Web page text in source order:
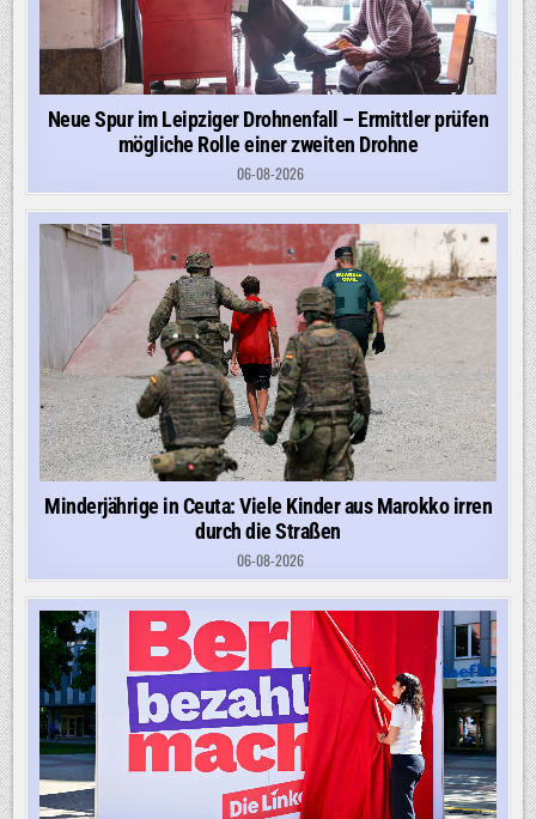
Neue Spur im Leipziger Drohnenfall – Ermittler prüfen
mögliche Rolle einer zweiten Drohne
06-08-2026
Minderjährige in Ceuta: Viele Kinder aus Marokko irren
durch die Straßen
06-08-2026